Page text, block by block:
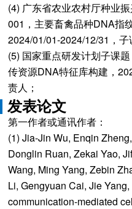
(4) 广东省农业农村厅种业
001，主要畜禽品种DNA指
2024/01/01-2024/12/31，子
(5) 国家重点研发计划子课
传资源DNA特征库构建，
责人；
发表论文
第一作者或通讯作者：
(1) Jia-Jin Wu, Enqin
Donglin Ruan, Zekai Yao,
Wang, Ming Yang, Zebin
Li, Gengyuan Cai, Jie
communication-mediated